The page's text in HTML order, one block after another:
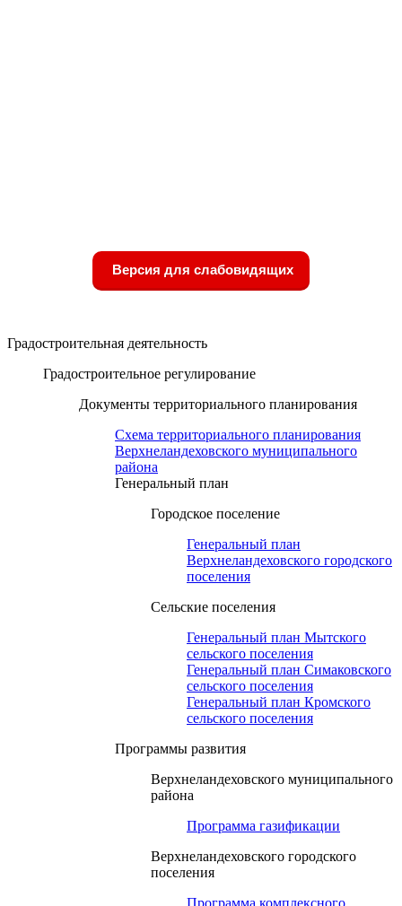
Версия для слабовидящих
Градостроительная деятельность
Градостроительное регулирование
Документы территориального планирования
Схема территориального планирования
Верхнеландеховского муниципального
района
Генеральный план
Городское поселение
Генеральный план
Верхнеландеховского городского
поселения
Сельские поселения
Генеральный план Мытского
сельского поселения
Генеральный план Симаковского
сельского поселения
Генеральный план Кромского
сельского поселения
Программы развития
Верхнеландеховского муниципального
района
Программа газификации
Верхнеландеховского городского
поселения
Программа комплексного